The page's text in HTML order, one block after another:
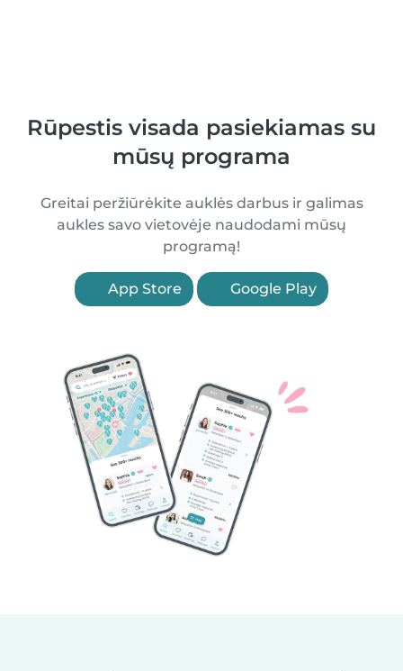
Rūpestis visada pasiekiamas su
mūsų programa
Greitai peržiūrėkite auklės darbus ir galimas
aukles savo vietovėje naudodami mūsų
programą!
App Store Google Play